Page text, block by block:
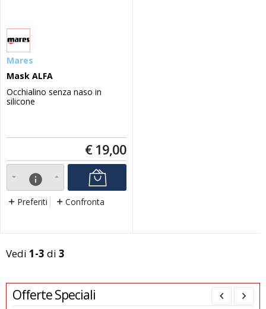
Mares
Mask ALFA
Occhialino senza naso in
silicone
€ 19,00
info
Preferiti Confronta
Vedi 1-3 di 3
Offerte Speciali